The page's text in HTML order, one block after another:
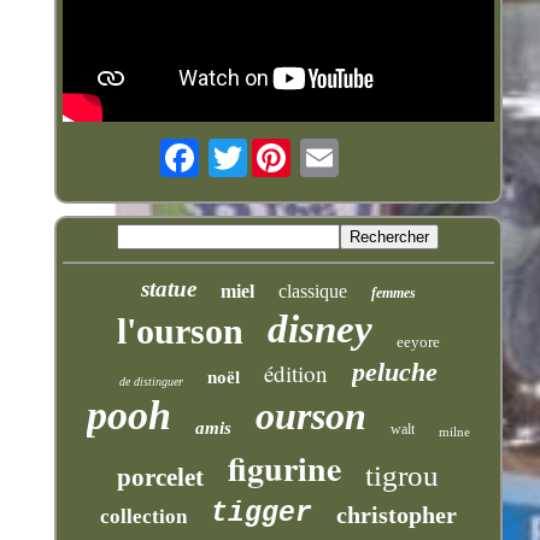
Twitter
statue miel classique femmes
l'ourson disney eeyore
de distinguer noël édition peluche
pooh amis ourson walt milne
porcelet figurine tigrou
collection tigger christopher